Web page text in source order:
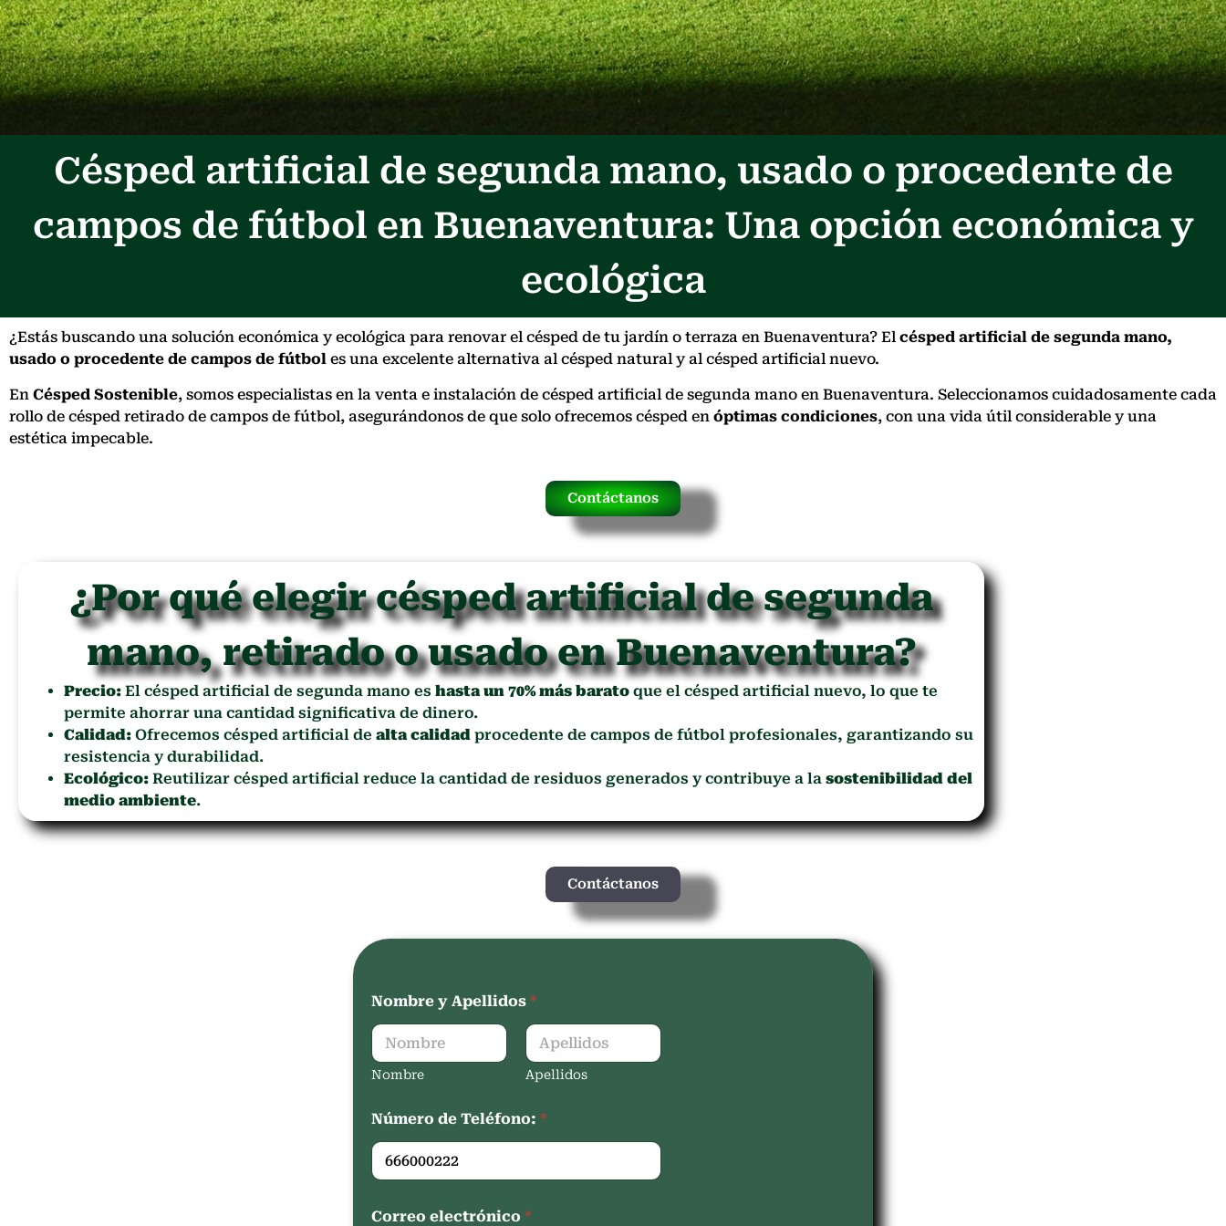
Césped artificial de segunda mano, usado o procedente de
campos de fútbol en Buenaventura: Una opción económica y
ecológica
¿Estás buscando una solución económica y ecológica para renovar el césped de tu jardín o terraza en Buenaventura? El césped artificial de segunda mano,
usado o procedente de campos de fútbol es una excelente alternativa al césped natural y al césped artificial nuevo.
En Césped Sostenible, somos especialistas en la venta e instalación de césped artificial de segunda mano en Buenaventura. Seleccionamos cuidadosamente cada
rollo de césped retirado de campos de fútbol, asegurándonos de que solo ofrecemos césped en óptimas condiciones, con una vida útil considerable y una
estética impecable.
Contáctanos
¿Por qué elegir césped artificial de segunda
mano, retirado o usado en Buenaventura?
Precio: El césped artificial de segunda mano es hasta un 70% más barato que el césped artificial nuevo, lo que te
permite ahorrar una cantidad significativa de dinero.
Calidad: Ofrecemos césped artificial de alta calidad procedente de campos de fútbol profesionales, garantizando su
resistencia y durabilidad.
Ecológico: Reutilizar césped artificial reduce la cantidad de residuos generados y contribuye a la sostenibilidad del
medio ambiente.
Contáctanos
Nombre y Apellidos *
Nombre Apellidos
Número de Teléfono: *
Correo electrónico *